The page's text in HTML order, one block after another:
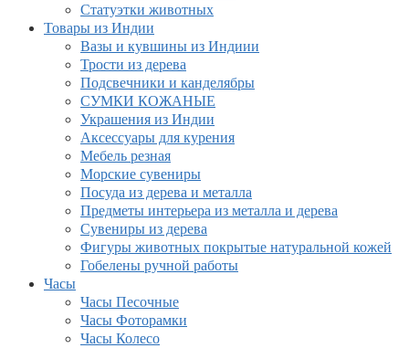
Статуэтки животных
Товары из Индии
Вазы и кувшины из Индиии
Трости из дерева
Подсвечники и канделябры
СУМКИ КОЖАНЫЕ
Украшения из Индии
Аксессуары для курения
Мебель резная
Морские сувениры
Посуда из дерева и металла
Предметы интерьера из металла и дерева
Сувениры из дерева
Фигуры животных покрытые натуральной кожей
Гобелены ручной работы
Часы
Часы Песочные
Часы Фоторамки
Часы Колесо